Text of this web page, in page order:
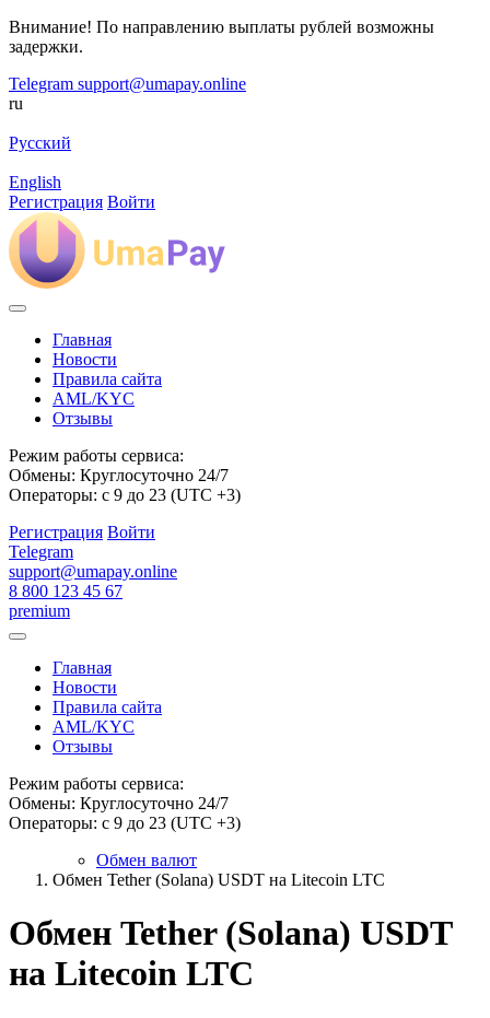
Внимание! По направлению выплаты рублей возможны
задержки.
Telegram support@umapay.online
ru
Русский
English
Регистрация Войти
Главная
Новости
Правила сайта
AML/KYC
Отзывы
Режим работы сервиса:
Обмены: Круглосуточно 24/7
Операторы: с 9 до 23 (UTC +3)
Регистрация Войти
Telegram
support@umapay.online
8 800 123 45 67
premium
Главная
Новости
Правила сайта
AML/KYC
Отзывы
Режим работы сервиса:
Обмены: Круглосуточно 24/7
Операторы: с 9 до 23 (UTC +3)
Обмен валют
Обмен Tether (Solana) USDT на Litecoin LTC
Обмен Tether (Solana) USDT
на Litecoin LTC